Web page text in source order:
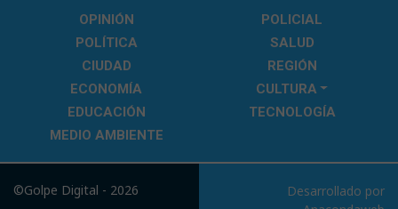
OPINIÓN
POLICIAL
POLÍTICA
SALUD
CIUDAD
REGIÓN
ECONOMÍA
CULTURA
EDUCACIÓN
TECNOLOGÍA
MEDIO AMBIENTE
©Golpe Digital - 2026
Desarrollado por